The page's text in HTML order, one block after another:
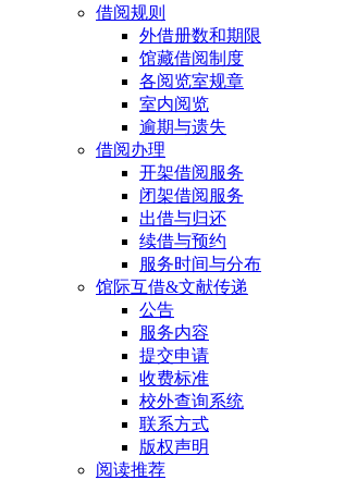
借阅规则
外借册数和期限
馆藏借阅制度
各阅览室规章
室内阅览
逾期与遗失
借阅办理
开架借阅服务
闭架借阅服务
出借与归还
续借与预约
服务时间与分布
馆际互借&文献传递
公告
服务内容
提交申请
收费标准
校外查询系统
联系方式
版权声明
阅读推荐